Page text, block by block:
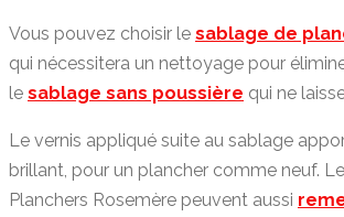
Vous pouvez choisir le sablage de
qui nécessitera un nettoyage pour
le sablage sans poussière qui ne
Le vernis appliqué suite au sablage
brillant, pour un plancher comme neuf.
Planchers Rosemère peuvent aussi